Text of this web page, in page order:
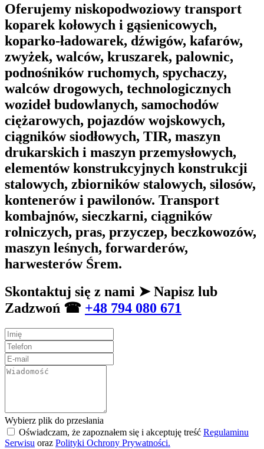
Oferujemy niskopodwoziowy transport
koparek kołowych i gąsienicowych,
koparko-ładowarek, dźwigów, kafarów,
zwyżek, walców, kruszarek, palownic,
podnośników ruchomych, spychaczy,
walców drogowych, technologicznych
wozideł budowlanych, samochodów
ciężarowych, pojazdów wojskowych,
ciągników siodłowych, TIR, maszyn
drukarskich i maszyn przemysłowych,
elementów konstrukcyjnych konstrukcji
stalowych, zbiorników stalowych, silosów,
kontenerów i pawilonów. Transport
kombajnów, sieczkarni, ciągników
rolniczych, pras, przyczep, beczkowozów,
maszyn leśnych, forwarderów,
harwesterów Śrem.
Skontaktuj się z nami ➤ Napisz lub
Zadzwoń ☎ +48 794 080 671
Wybierz plik do przesłania
Oświadczam, że zapoznałem się i akceptuję treść Regulaminu
Serwisu oraz Polityki Ochrony Prywatności.